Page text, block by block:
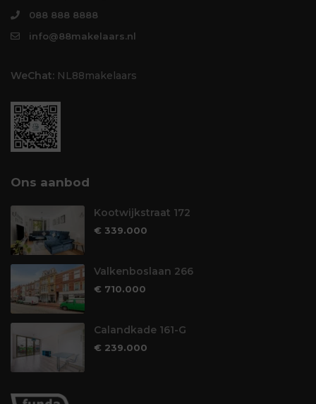
088 888 8888
info@88makelaars.nl
WeChat: NL88makelaars
Ons aanbod
Kootwijkstraat 172
€ 339.000
Valkenboslaan 266
€ 710.000
Calandkade 161-G
€ 239.000